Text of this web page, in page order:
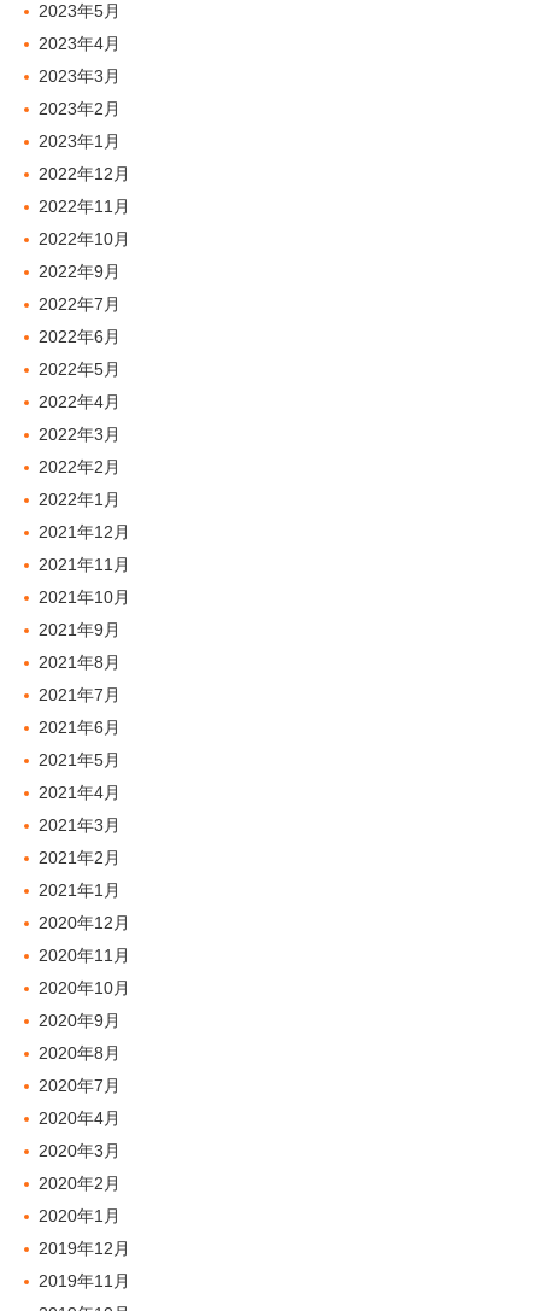
2023年5月
2023年4月
2023年3月
2023年2月
2023年1月
2022年12月
2022年11月
2022年10月
2022年9月
2022年7月
2022年6月
2022年5月
2022年4月
2022年3月
2022年2月
2022年1月
2021年12月
2021年11月
2021年10月
2021年9月
2021年8月
2021年7月
2021年6月
2021年5月
2021年4月
2021年3月
2021年2月
2021年1月
2020年12月
2020年11月
2020年10月
2020年9月
2020年8月
2020年7月
2020年4月
2020年3月
2020年2月
2020年1月
2019年12月
2019年11月